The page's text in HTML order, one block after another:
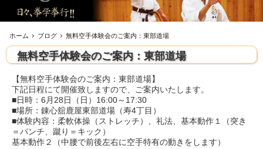
ホーム ブログ 無料空手体験会のご案内：東部道場
無料空手体験会のご案内：東部道場
【無料空手体験会のご案内：東部道場】
下記日程にて開催致しますので、ご案内いたします。
■日時：6月28日（日）16:00～17:30
■場所：錬心舘鹿屋東部道場（寿4丁目）
■体験内容：柔軟体操（ストレッチ）、礼法、基本動作１（突き
＝パンチ、蹴り＝キック）
基本動作２（中腰で前後左右に空手特有の動きをします）